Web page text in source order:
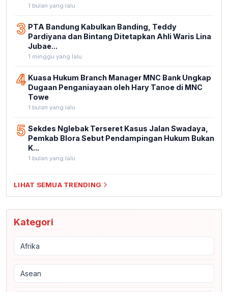
1 bulan yang lalu
3 PTA Bandung Kabulkan Banding, Teddy
Pardiyana dan Bintang Ditetapkan Ahli Waris Lina
Jubae...
1 minggu yang lalu
4 Kuasa Hukum Branch Manager MNC Bank Ungkap
Dugaan Penganiayaan oleh Hary Tanoe di MNC
Towe
1 bulan yang lalu
5 Sekdes Nglebak Terseret Kasus Jalan Swadaya,
Pemkab Blora Sebut Pendampingan Hukum Bukan
K...
1 bulan yang lalu
LIHAT SEMUA TRENDING
Kategori
Afrika
Asean